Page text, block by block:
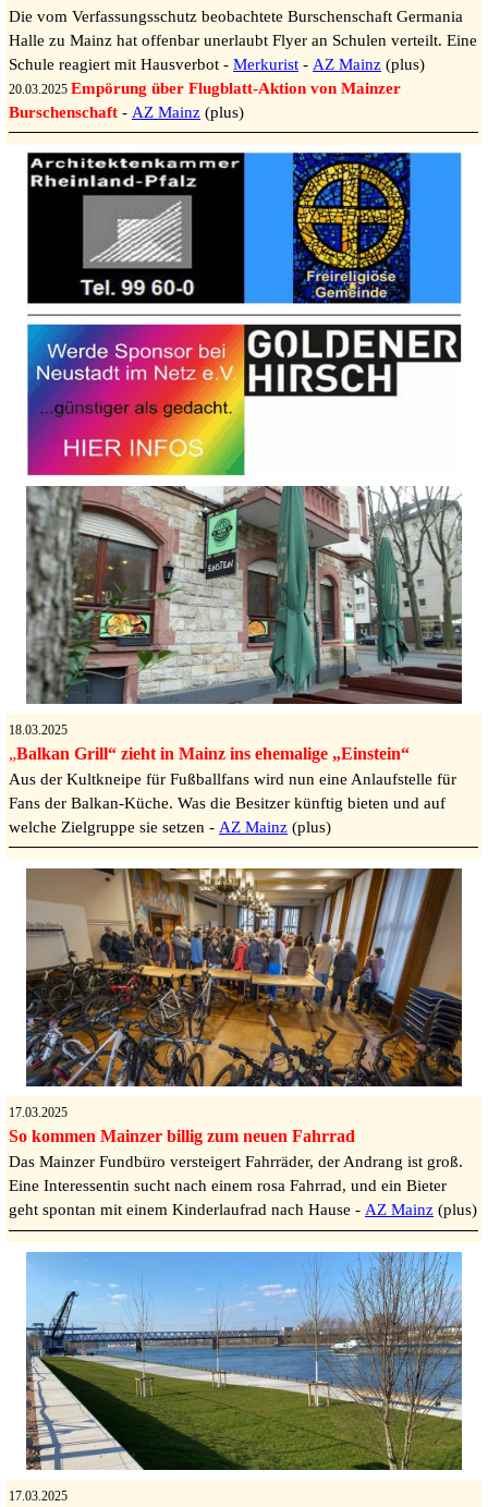
Die vom Verfassungsschutz beobachtete Burschenschaft Germania
Halle zu Mainz hat offenbar unerlaubt Flyer an Schulen verteilt. Eine
Schule reagiert mit Hausverbot - Merkurist - AZ Mainz (plus)
20.03.2025 Empörung über Flugblatt-Aktion von Mainzer
Burschenschaft - AZ Mainz (plus)
18.03.2025
„Balkan Grill“ zieht in Mainz ins ehemalige „Einstein“
Aus der Kultkneipe für Fußballfans wird nun eine Anlaufstelle für
Fans der Balkan-Küche. Was die Besitzer künftig bieten und auf
welche Zielgruppe sie setzen - AZ Mainz (plus)
17.03.2025
So kommen Mainzer billig zum neuen Fahrrad
Das Mainzer Fundbüro versteigert Fahrräder, der Andrang ist groß.
Eine Interessentin sucht nach einem rosa Fahrrad, und ein Bieter
geht spontan mit einem Kinderlaufrad nach Hause - AZ Mainz (plus)
17.03.2025